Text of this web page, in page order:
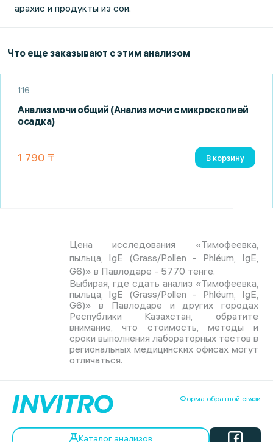
арахис и продукты из сои.
Что еще заказывают с этим анализом
116
Анализ мочи общий (Анализ мочи с микроскопией
осадка)
1 790 ₸ В корзину
Цена исследования «Тимофеевка,
пыльца, IgE (Grass/Pollen - Phléum, IgE,
G6)» в Павлодаре - 5770 тенге.
Выбирая, где сдать анализ «Тимофеевка,
пыльца, IgE (Grass/Pollen - Phléum, IgE,
G6)» в Павлодаре и других городах
Республики Казахстан, обратите
внимание, что стоимость, методы и
сроки выполнения лабораторных тестов в
региональных медицинских офисах могут
отличаться.
Форма обратной связи
Каталог анализов